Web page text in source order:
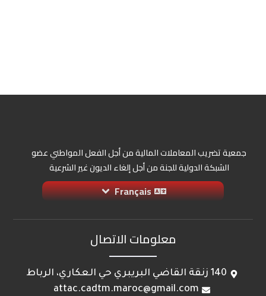
معلومات الاتصال
140 زنقة القاضي البريبري حي العكاري، الرباط
attac.cadtm.maroc@gmail.com
جمعية تضريب المعاملات المالية من أجل الفعل المواطني عضو
الشبكة الدولية للجنة من أجل إلغاء الديون غير الشرعية
Français